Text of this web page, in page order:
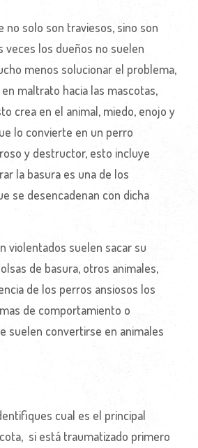
no solo son traviesos, sino son
veces los dueños no suelen
menos solucionar el problema,
maltrato hacia las mascotas,
crea en el animal, miedo, enojo y
lo convierte en un perro
y destructor, esto incluye
la basura es una de los
se desencadenan con dicha
violentados suelen sacar su
de basura, otros animales,
de los perros ansiosos los
de comportamiento o
suelen convertirse en animales
cual es el principal
si está traumatizado primero